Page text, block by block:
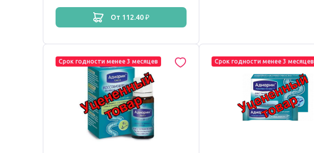
от 112.40 ₽
Срок годности менее 3 месяцев Срок годности менее 3 месяцев